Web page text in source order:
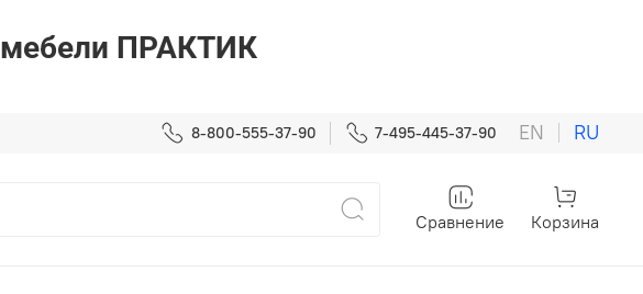
ПРАКТИК
8-800-555-37-90 7-495-445-37-90 EN RU
Сравнение Корзина